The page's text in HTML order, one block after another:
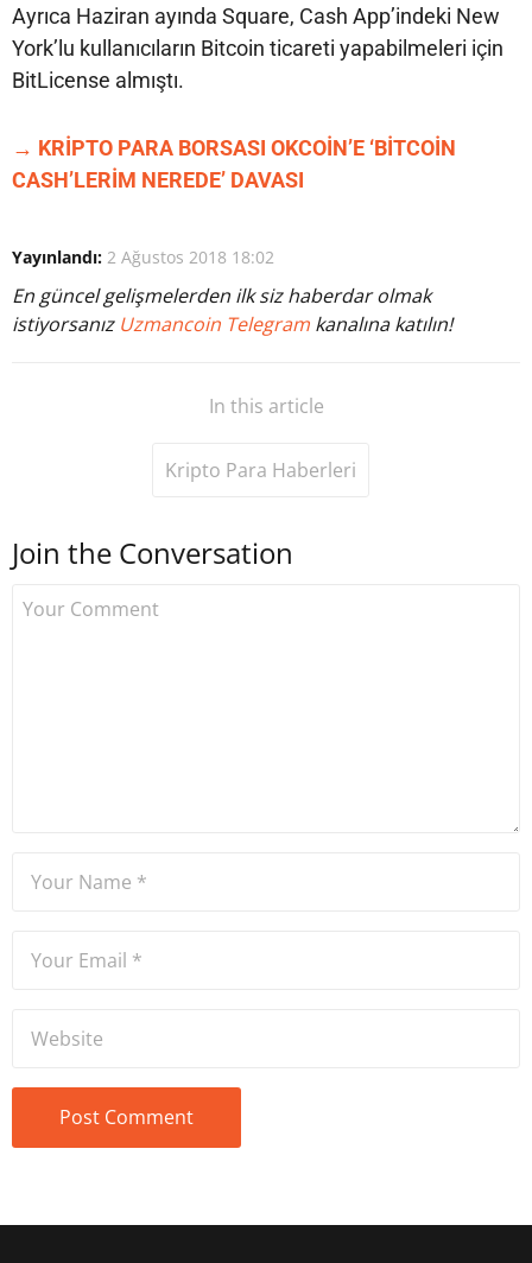
Ayrıca Haziran ayında Square, Cash App’indeki New
York’lu kullanıcıların Bitcoin ticareti yapabilmeleri için
BitLicense almıştı.
→ KRİPTO PARA BORSASI OKCOİN’E ‘BİTCOİN
CASH’LERİM NEREDE’ DAVASI
Yayınlandı: 2 Ağustos 2018 18:02
En güncel gelişmelerden ilk siz haberdar olmak
istiyorsanız Uzmancoin Telegram kanalına katılın!
In this article
Kripto Para Haberleri
Join the Conversation